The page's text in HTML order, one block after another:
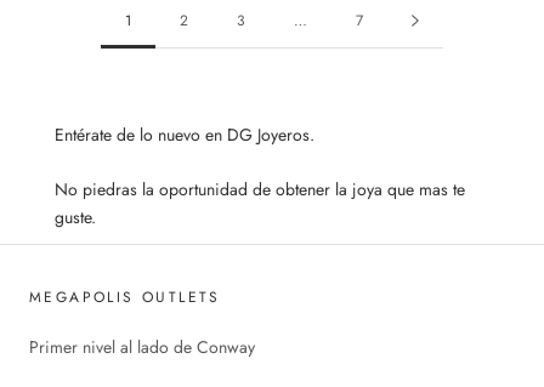
1 2 3 … 7
Entérate de lo nuevo en DG Joyeros.
No piedras la oportunidad de obtener la joya que mas te
guste.
MEGAPOLIS OUTLETS
Primer nivel al lado de Conway